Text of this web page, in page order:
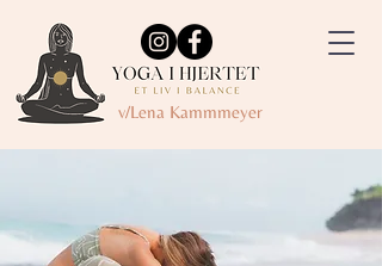
v/Lena Kammmeyer